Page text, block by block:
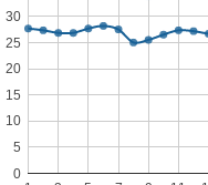
0
5
10
15
20
25
30